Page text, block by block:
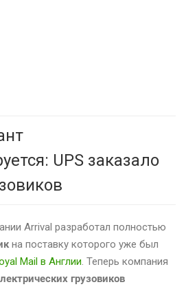
UPS заказало
Arrival разработал полностью
на поставку которого уже был
Mail в Англии. Теперь компания
грузовиков